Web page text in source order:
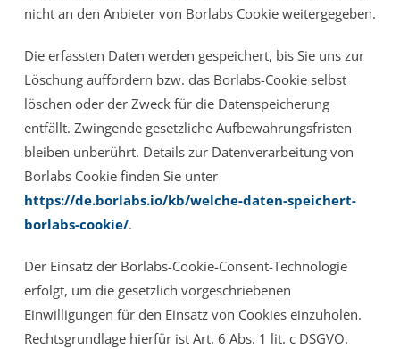
nicht an den Anbieter von Borlabs Cookie weitergegeben.
Die erfassten Daten werden gespeichert, bis Sie uns zur
Löschung auffordern bzw. das Borlabs-Cookie selbst
löschen oder der Zweck für die Datenspeicherung
entfällt. Zwingende gesetzliche Aufbewahrungsfristen
bleiben unberührt. Details zur Datenverarbeitung von
Borlabs Cookie finden Sie unter
https://de.borlabs.io/kb/welche-daten-speichert-
borlabs-cookie/.
Der Einsatz der Borlabs-Cookie-Consent-Technologie
erfolgt, um die gesetzlich vorgeschriebenen
Einwilligungen für den Einsatz von Cookies einzuholen.
Rechtsgrundlage hierfür ist Art. 6 Abs. 1 lit. c DSGVO.